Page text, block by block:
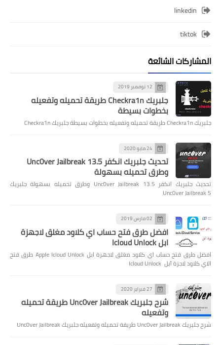
linkedin
tiktok
المشاركات الشائعة
12 نوفمبر 2019
جلبريك Checkra1n طريقة تحميله وتفعيله
بخطوات بسيطة
جلبريك Checkra1n طريقة تحميله وتفعيله بخطوات بسيطة جلبريك Checkra1n
24 مايو 2020
تحديث جلبريك انكفر Unc0ver Jailbreak 13.5
وطرق تحميله بسهولة
تحديث جلبريك انكفر Unc0ver Jailbreak 13.5 وطرق تحميله بسهولة جلبريك
Unc0ver Jailbreak 5
02 مارس 2019
افضل طرق فتح حساب اي كلاود مغلق لاجهزة
ابل Icloud Unlock
افضل طرق فتح حساب اي كلاود مغلق لاجهزة ابل Apple Icloud Unlock طرق فتح
الاي كلاود لاجزة آبل Icloud Unlock
27 فبراير 2020
شرح جلبريك Unc0ver Jailbreak طريقة تحميله
وتفعيله
شرح جلبريك Unc0ver Jailbreak طريقة تحميله وتفعيله جلبريك Unc0ver Jailbreak